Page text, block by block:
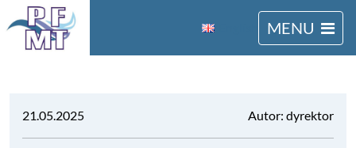
MENU
21.05.2025 Autor: dyrektor